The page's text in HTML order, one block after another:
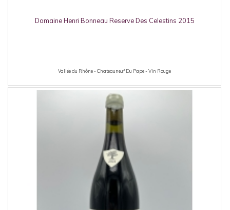
Domaine Henri Bonneau Reserve Des Celestins 2015
Vallée du Rhône - Chateauneuf Du Pape - Vin Rouge